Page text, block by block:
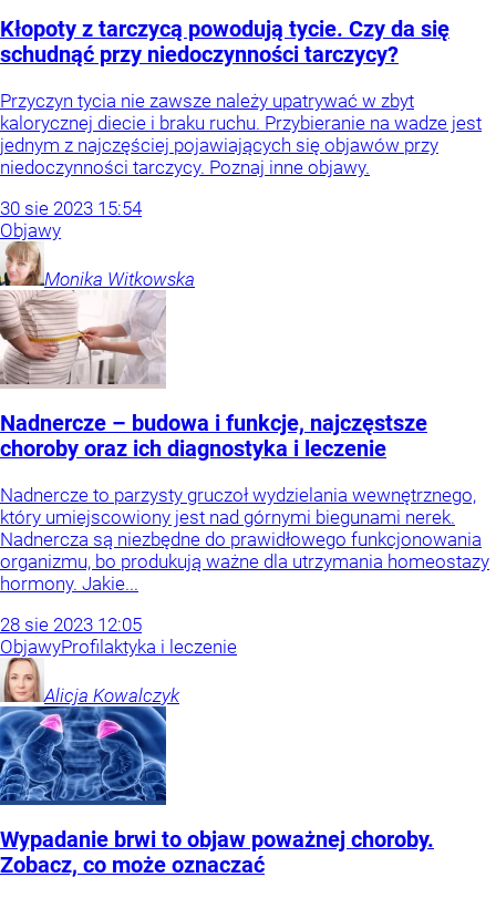
Kłopoty z tarczycą powodują tycie. Czy da się
schudnąć przy niedoczynności tarczycy?
Przyczyn tycia nie zawsze należy upatrywać w zbyt
kalorycznej diecie i braku ruchu. Przybieranie na wadze jest
jednym z najczęściej pojawiających się objawów przy
niedoczynności tarczycy. Poznaj inne objawy.
30 sie 2023 15:54
Objawy
Monika Witkowska
Nadnercze – budowa i funkcje, najczęstsze
choroby oraz ich diagnostyka i leczenie
Nadnercze to parzysty gruczoł wydzielania wewnętrznego,
który umiejscowiony jest nad górnymi biegunami nerek.
Nadnercza są niezbędne do prawidłowego funkcjonowania
organizmu, bo produkują ważne dla utrzymania homeostazy
hormony. Jakie...
28 sie 2023 12:05
ObjawyProfilaktyka i leczenie
Alicja Kowalczyk
Wypadanie brwi to objaw poważnej choroby.
Zobacz, co może oznaczać